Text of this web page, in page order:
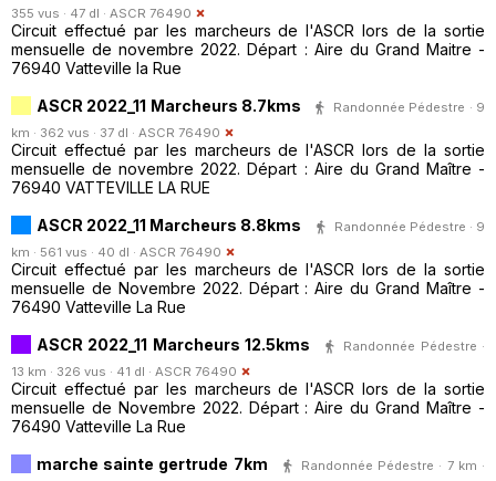
355 vus · 47 dl · ASCR 76490
Circuit effectué par les marcheurs de l'ASCR lors de la sortie
mensuelle de novembre 2022. Départ : Aire du Grand Maitre -
76940 Vatteville la Rue
ASCR 2022_11 Marcheurs 8.7kms
Randonnée Pédestre · 9
km · 362 vus · 37 dl · ASCR 76490
Circuit effectué par les marcheurs de l'ASCR lors de la sortie
mensuelle de novembre 2022. Départ : Aire du Grand Maître -
76940 VATTEVILLE LA RUE
ASCR 2022_11 Marcheurs 8.8kms
Randonnée Pédestre · 9
km · 561 vus · 40 dl · ASCR 76490
Circuit effectué par les marcheurs de l'ASCR lors de la sortie
mensuelle de Novembre 2022. Départ : Aire du Grand Maître -
76490 Vatteville La Rue
ASCR 2022_11 Marcheurs 12.5kms
Randonnée Pédestre ·
13 km · 326 vus · 41 dl · ASCR 76490
Circuit effectué par les marcheurs de l'ASCR lors de la sortie
mensuelle de Novembre 2022. Départ : Aire du Grand Maître -
76490 Vatteville La Rue
marche sainte gertrude 7km
Randonnée Pédestre · 7 km ·